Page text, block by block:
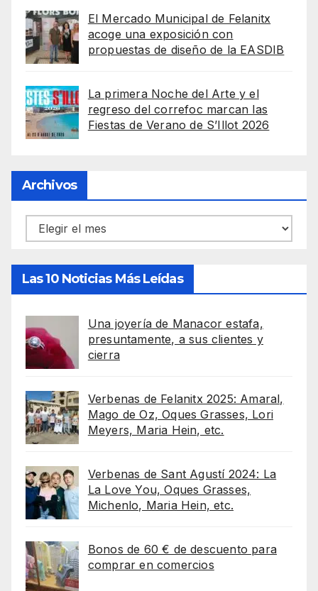
El Mercado Municipal de Felanitx
acoge una exposición con
propuestas de diseño de la EASDIB
La primera Noche del Arte y el
regreso del correfoc marcan las
Fiestas de Verano de S’Illot 2026
Archivos
Archivos
Las 10 Noticias Más Leídas
Una joyería de Manacor estafa,
presuntamente, a sus clientes y
cierra
Verbenas de Felanitx 2025: Amaral,
Mago de Oz, Oques Grasses, Lori
Meyers, Maria Hein, etc.
Verbenas de Sant Agustí 2024: La
La Love You, Oques Grasses,
Michenlo, Maria Hein, etc.
Bonos de 60 € de descuento para
comprar en comercios